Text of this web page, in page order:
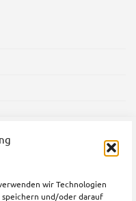
wir Technologien
und/oder darauf